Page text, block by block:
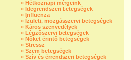
» Hétköznapi mérgeink
» Idegrendszeri betegségek
» Influenza
» Ízületi, mozgásszervi betegségek
» Káros szenvedélyek
» Légzőszervi betegségek
» Nőket érintő betegségek
» Stressz
» Szem betegségek
» Szív és érrendszeri betegségek